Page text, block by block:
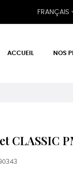
FRANÇAIS
ACCUEIL NOS
CLASSIC